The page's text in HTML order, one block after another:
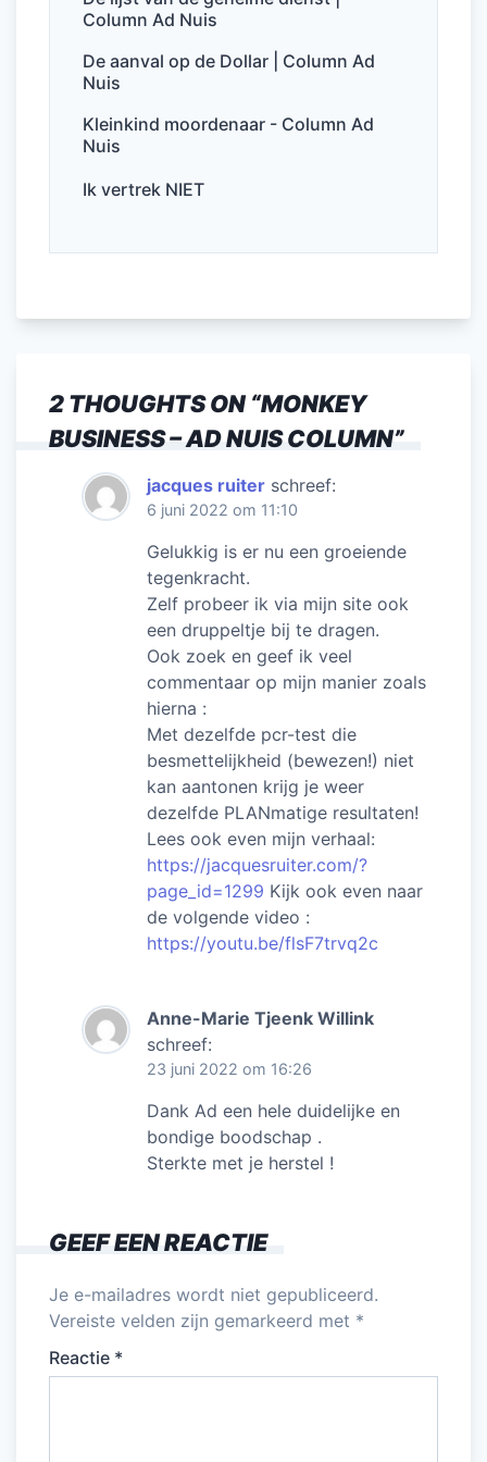
Column Ad Nuis
De aanval op de Dollar | Column Ad
Nuis
Kleinkind moordenaar - Column Ad
Nuis
Ik vertrek NIET
o
k
2 THOUGHTS ON “MONKEY
BUSINESS – AD NUIS COLUMN”
jacques ruiter schreef:
6 juni 2022 om 11:10
Gelukkig is er nu een groeiende
tegenkracht.
Zelf probeer ik via mijn site ook
een druppeltje bij te dragen.
Ook zoek en geef ik veel
commentaar op mijn manier zoals
hierna :
Met dezelfde pcr-test die
besmettelijkheid (bewezen!) niet
kan aantonen krijg je weer
dezelfde PLANmatige resultaten!
Lees ook even mijn verhaal:
https://jacquesruiter.com/?
page_id=1299 Kijk ook even naar
de volgende video :
https://youtu.be/flsF7trvq2c
Anne-Marie Tjeenk Willink
schreef:
23 juni 2022 om 16:26
Dank Ad een hele duidelijke en
bondige boodschap .
Sterkte met je herstel !
GEEF EEN REACTIE
Je e-mailadres wordt niet gepubliceerd.
Vereiste velden zijn gemarkeerd met *
Reactie *